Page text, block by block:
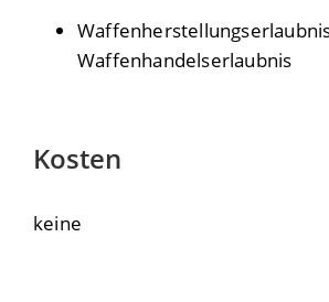
Waffenhandelserlaubnis
Kosten
keine